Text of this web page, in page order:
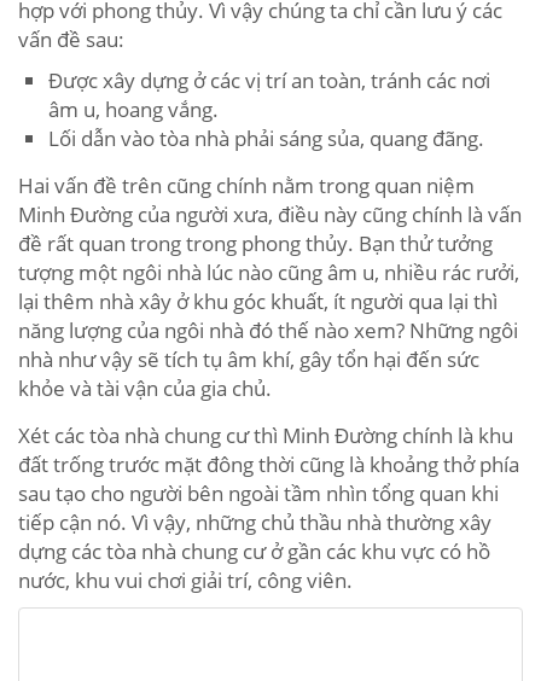
hợp với phong thủy. Vì vậy chúng ta chỉ cần lưu ý các
vấn đề sau:
Được xây dựng ở các vị trí an toàn, tránh các nơi
âm u, hoang vắng.
Lối dẫn vào tòa nhà phải sáng sủa, quang đãng.
Hai vấn đề trên cũng chính nằm trong quan niệm
Minh Đường của người xưa, điều này cũng chính là vấn
đề rất quan trong trong phong thủy. Bạn thử tưởng
tượng một ngôi nhà lúc nào cũng âm u, nhiều rác rưởi,
lại thêm nhà xây ở khu góc khuất, ít người qua lại thì
năng lượng của ngôi nhà đó thế nào xem? Những ngôi
nhà như vậy sẽ tích tụ âm khí, gây tổn hại đến sức
khỏe và tài vận của gia chủ.
Xét các tòa nhà chung cư thì Minh Đường chính là khu
đất trống trước mặt đông thời cũng là khoảng thở phía
sau tạo cho người bên ngoài tầm nhìn tổng quan khi
tiếp cận nó. Vì vậy, những chủ thầu nhà thường xây
dựng các tòa nhà chung cư ở gần các khu vực có hồ
nước, khu vui chơi giải trí, công viên.